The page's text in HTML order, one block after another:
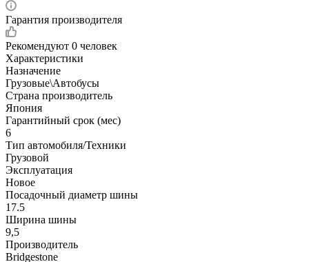
Гарантия производителя
Рекомендуют 0 человек
Характеристики
Назначение
Грузовые\Автобусы
Страна производитель
Япония
Гарантийный срок (мес)
6
Тип автомобиля/Техники
Грузовой
Эксплуатация
Новое
Посадочный диаметр шины
17.5
Ширина шины
9,5
Производитель
Bridgestone